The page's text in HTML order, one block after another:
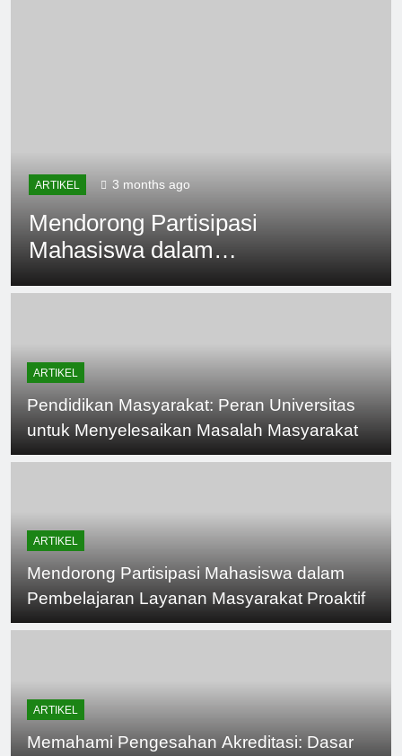
ARTIKEL 3 months ago
Mendorong Partisipasi
Mahasiswa dalam
ARTIKEL
Pendidikan Masyarakat: Peran Universitas
untuk Menyelesaikan Masalah Masyarakat
ARTIKEL
Mendorong Partisipasi Mahasiswa dalam
Pembelajaran Layanan Masyarakat Proaktif
ARTIKEL
Memahami Pengesahan Akreditasi: Dasar